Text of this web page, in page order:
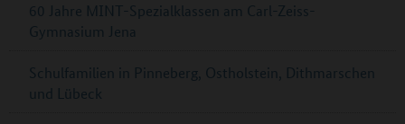
60 Jahre MINT-Spezialklassen am Carl-Zeiss-
Gymnasium Jena
Schulfamilien in Pinneberg, Ostholstein, Dithmarschen
und Lübeck